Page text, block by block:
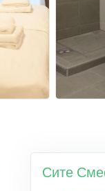
Сите